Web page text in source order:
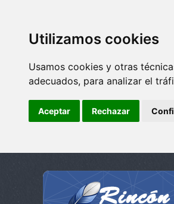
Utilizamos cookies
Usamos cookies y otras
adecuados, para analizar el
Aceptar Rechazar